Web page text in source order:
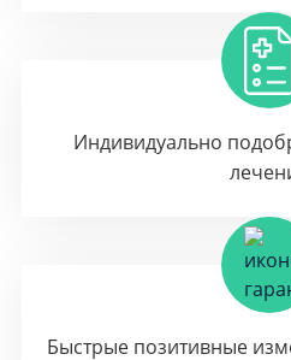
Индивидуально
Быстрые позитивные